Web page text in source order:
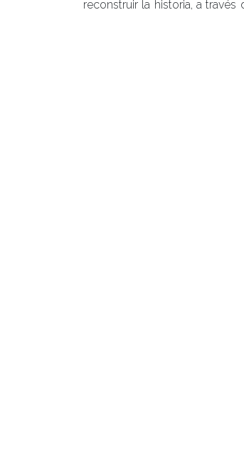
reconstruir la historia, a